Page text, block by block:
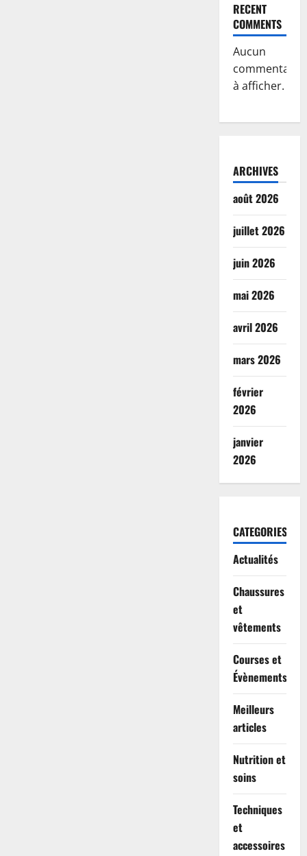
RECENT
COMMENTS
Aucun
commentaire
à afficher.
ARCHIVES
août 2026
juillet 2026
juin 2026
mai 2026
avril 2026
mars 2026
février
2026
janvier
2026
CATEGORIES
Actualités
Chaussures
et
vêtements
Courses et
Évènements
Meilleurs
articles
Nutrition et
soins
Techniques
et
accessoires